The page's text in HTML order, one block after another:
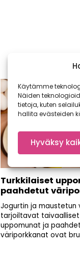
Käytämme
Näiden
tietoja, kuten
hallita evästeiden
Hyväksy
Turkkilaiset
paahdetut
Jogurtin ja maustetun
tarjoiltavat
uppomunat ja
väriporkkanat ovat